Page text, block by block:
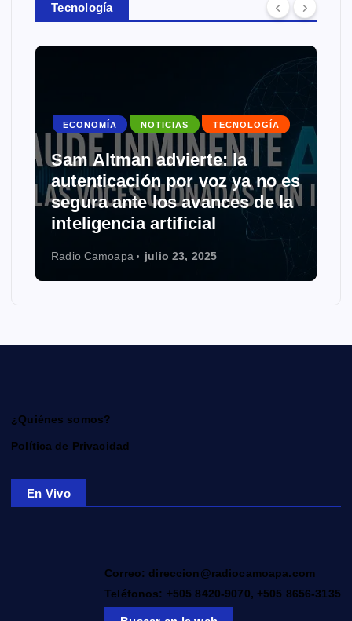
Tecnología
ECONOMÍA NOTICIAS TECNOLOGÍA
Sam Altman advierte: la
autenticación por voz ya no es
segura ante los avances de la
inteligencia artificial
Radio Camoapa julio 23, 2025
¿Quiénes somos?
Política de Privacidad
En Vivo
Correo: direccion@radiocamoapa.com
Teléfonos: +505 8420-9070, +505 8656-3135